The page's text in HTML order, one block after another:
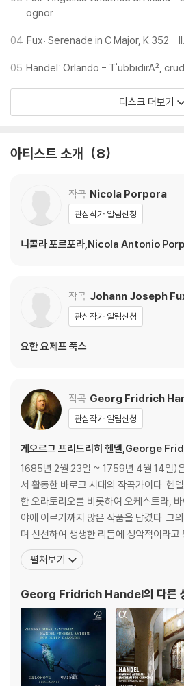
ognor
04 Fux: Serenade in C Major, K.352 -
05 Handel: Orlando - T'ubbidirA²,
디스크 더보기
아티스트 소개 8
작곡 Nicola Porpora
관심작가 알림신청
니콜라 포르포라,Nicola Antonio
작곡 Johann Joseph
관심작가 알림신청
요한 요제프 푹스
작곡 Georg Fridrich
관심작가 알림신청
게오르그 프리드리히 헨델,George
1685년 2월 23일 ~ 1759년 4월 14일)
서 활동한 바로크 시대의 작곡가이다. 헨
한 오라토리오를 비롯하여 오케스트라,
야에 이르기까지 많은 작품을 남겼다. 그
며 신선하여 생생한 리듬에 성악적이라고
(루터교) 신자인 헨델의 대표적인 교회음
로서 당시 영어 번역 성경인 킹 제임스 성
다. 함부르크, 피렌체 등지에서 활동하다 1
펼쳐보기
Georg Fridrich Handel의 다른